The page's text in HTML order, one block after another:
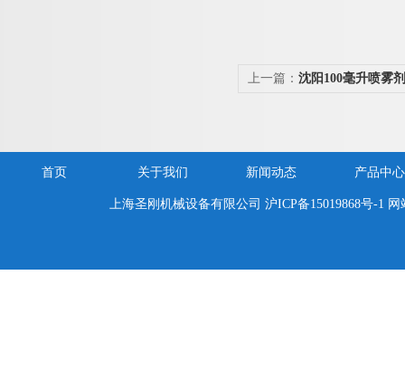
上一篇： 沈阳100毫升喷雾
首页 关于我们 新闻动态 产品中心
上海圣刚机械设备有限公司沪ICP备15019868号-1 网